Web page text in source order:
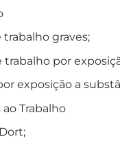
trabalho graves;
trabalho por
exposição a
Trabalho